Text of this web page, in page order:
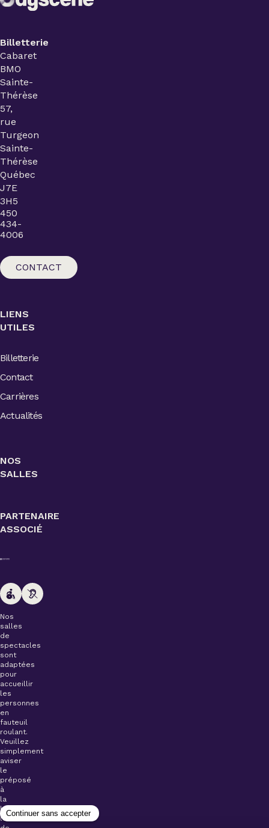
Billetterie
Cabaret
BMO
Sainte-
Thérèse
57,
rue
Turgeon
Sainte-
Thérèse
Québec
J7E
3H5
450
434-
4006
CONTACT
LIENS
UTILES
Billetterie
Contact
Carrières
Actualités
NOS
SALLES
PARTENAIRE
ASSOCIÉ
Nos
salles
de
spectacles
sont
adaptées
pour
accueillir
les
personnes
en
fauteuil
roulant.
Veuillez
simplement
aviser
le
préposé
à
la
billetterie
lors